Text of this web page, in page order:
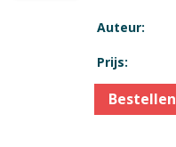
Auteur:
Prijs:
Bestellen